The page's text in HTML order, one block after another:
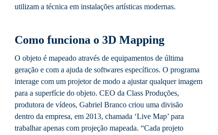
utilizam a técnica em instalações artísticas modernas.
Como funciona o 3D Mapping
O objeto é mapeado através de equipamentos de última
geração e com a ajuda de softwares específicos. O programa
interage com um projetor de modo a ajustar qualquer imagem
para a superfície do objeto. CEO da Class Produções,
produtora de vídeos, Gabriel Branco criou uma divisão
dentro da empresa, em 2013, chamada ‘Live Map’ para
trabalhar apenas com projeção mapeada. “Cada projeto